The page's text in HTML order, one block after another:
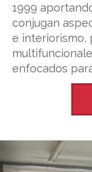
1999
conjugan
e interiorismo,
enfocados
Anterior